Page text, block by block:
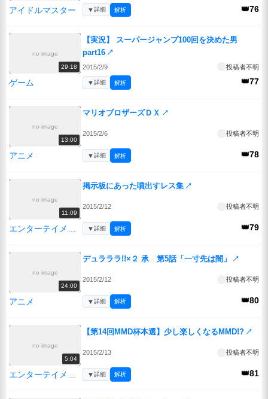
アイドルマスター 👑76
▼詳細 解析
no image
29:18
【実況】 スーパージャンプ100回を決めた男
part16 ↗
2015/2/9 投稿者不明
ゲーム 👑77
▼詳細 解析
no image
13:00
マリオブロザーズＤＸ ↗
2015/2/6 投稿者不明
アニメ 👑78
▼詳細 解析
no image
11:09
掲示板にあった噴出すレス集 ↗
2015/2/12 投稿者不明
エンターテイメント 👑79
▼詳細 解析
no image
24:00
デュラララ!!×２ 承 第5話「一寸先は闇」 ↗
2015/2/12 投稿者不明
アニメ 👑80
▼詳細 解析
no image
5:04
【第14回MMD杯本選】少し楽しくなるMMD!? ↗
2015/2/13 投稿者不明
👑81
▼詳細 解析